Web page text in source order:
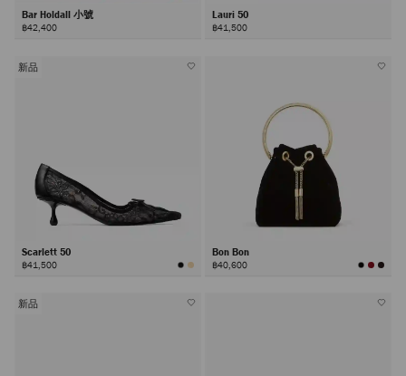
Bar Holdall 小號
฿42,400
Lauri 50
฿41,500
新品
Scarlett 50
฿41,500
Bon Bon
฿40,600
新品